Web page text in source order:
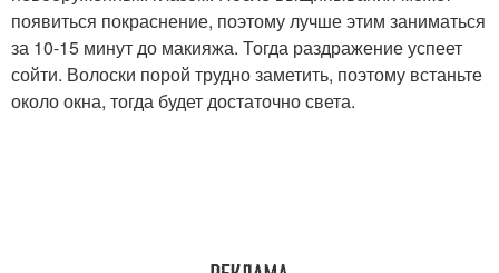
появиться покраснение, поэтому лучше этим заниматься
за 10-15 минут до макияжа. Тогда раздражение успеет
сойти. Волоски порой трудно заметить, поэтому встаньте
около окна, тогда будет достаточно света.